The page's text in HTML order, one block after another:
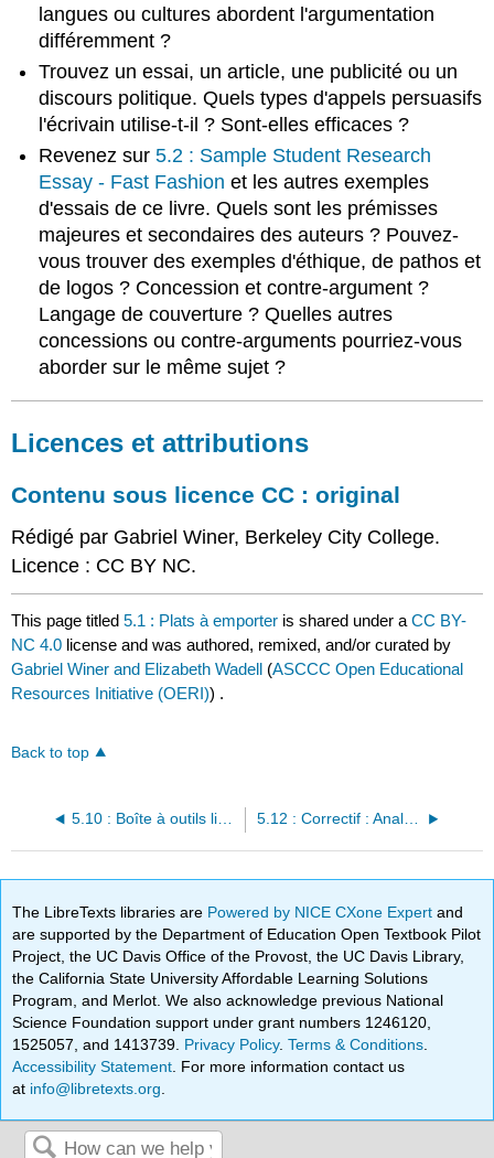
langues ou cultures abordent l'argumentation
différemment ?
Trouvez un essai, un article, une publicité ou un
discours politique. Quels types d'appels persuasifs
l'écrivain utilise-t-il ? Sont-elles efficaces ?
Revenez sur5.2 : Sample Student Research
Essay - Fast Fashion et les autres exemples
d'essais de ce livre. Quels sont les prémisses
majeures et secondaires des auteurs ? Pouvez-
vous trouver des exemples d'éthique, de pathos et
de logos ? Concession et contre-argument ?
Langage de couverture ? Quelles autres
concessions ou contre-arguments pourriez-vous
aborder sur le même sujet ?
Licences et attributions
Contenu sous licence CC : original
Rédigé par Gabriel Winer, Berkeley City College.
Licence : CC BY NC.
This page titled5.1 : Plats à emporter is shared under aCC BY-
NC 4.0 license and was authored, remixed, and/or curated by
Gabriel Winer and Elizabeth Wadell (ASCCC Open Educational
Resources Initiative (OERI)) .
Back to top
5.10 : Boîte à outils linguistiques 5.12 : Correctif : Analyse des arguments
The LibreTexts libraries are Powered by NICE CXone Expertand
are supported by the Department of Education Open Textbook Pilot
Project, the UC Davis Office of the Provost, the UC Davis Library,
the California State University Affordable Learning Solutions
Program, and Merlot. We also acknowledge previous National
Science Foundation support under grant numbers 1246120,
1525057, and 1413739. Privacy Policy.Terms & Conditions
Accessibility Statement . For more information contact us
at info@libretexts.org